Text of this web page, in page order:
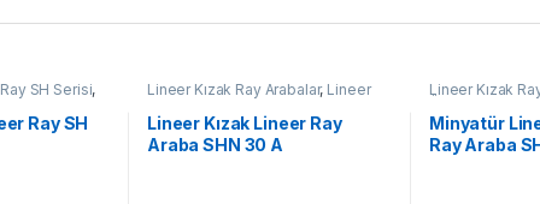
SH Serisi,
Ray SH
Lineer Kızak Ray Arabalar, Lineer
Ray Araba SHN A Serisi
Ürünler, Ray ve Arabalar
Lineer Kızak Lineer Ray
Araba SHN 30 A
Lineer Kızak
SHN C Serisi
Minyatür
Ray Araba